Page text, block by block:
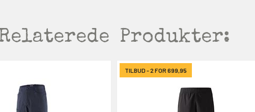
Produkter:
TILBUD - 2 FOR 699,95